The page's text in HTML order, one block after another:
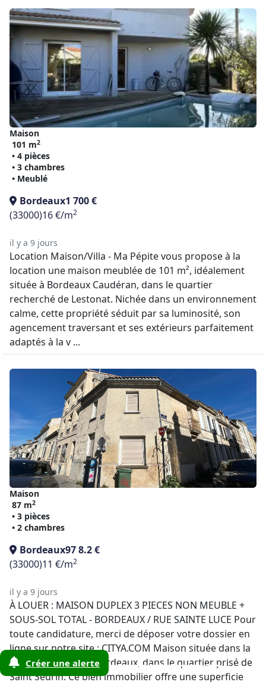
Maison
101 m2
• 4 pièces
• 3 chambres
• Meublé
Bordeaux1 700 €
(33000)16 €/m2
il y a 9 jours
Location Maison/Villa - Ma Pépite vous propose à la
location une maison meublée de 101 m², idéalement
située à Bordeaux Caudéran, dans le quartier
recherché de Lestonat. Nichée dans un environnement
calme, cette propriété séduit par sa luminosité, son
agencement traversant et ses extérieurs parfaitement
adaptés à la v ...
Maison
87 m2
• 3 pièces
• 2 chambres
Bordeaux97 8.2 €
(33000)11 €/m2
il y a 9 jours
À LOUER : MAISON DUPLEX 3 PIECES NON MEUBLE +
SOUS-SOL TOTAL - BORDEAUX / RUE SAINTE LUCE Pour
toute candidature, merci de déposer votre dossier en
ligne sur notre site : CITYA.COM Maison située dans la
charmante ville de Bordeaux, dans le quartier prisé de
Saint Seurin. Ce bien immobilier offre une superficie
Créer une alerte